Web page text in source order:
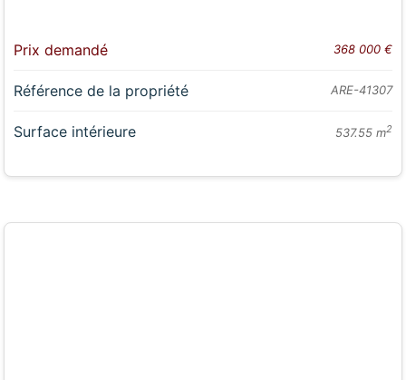
Prix demandé 368 000 €
Référence de la propriété ARE-41307
Surface intérieure 537.55 m2